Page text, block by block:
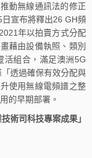
動無線通訊法的修正
宣布將釋出26 GH頻
年以拍賣方式分配
藉由設備執照、類別
活組合，滿足澳洲5G
透過確保有效分配與
使用無線電頻譜之整
的早期部署。
術司科技專案成果」